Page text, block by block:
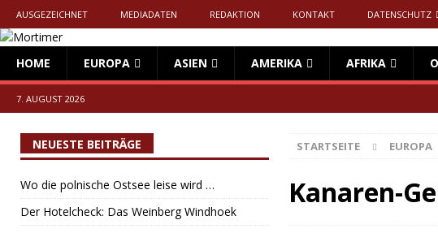
AUSGEZEICHNET MEDIADATEN REDAKTION KONTAKT DATENSCHUTZ
HOME EUROPA ASIEN AMERIKA AFRIKA
7. AUGUST 2026
STARTSEITE EUROPA
Kanaren-
NEUESTE BEITRÄGE
Wo die polnische Ostsee leise wird …
Der Hotelcheck: Das Weinberg Windhoek